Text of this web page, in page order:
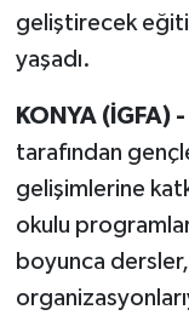
geliştirecek
yaşadı.
KONYA (İGFA) -
tarafından
gelişimlerine
okulu
boyunca